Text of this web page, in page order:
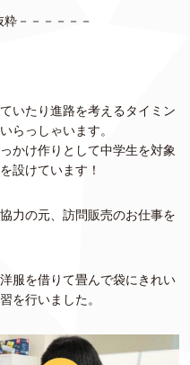
－－－－－－
いたり進路を考えるタイミン
らっしゃいます。
かけ作りとして中学生を対象
設けています！
力の元、訪問販売のお仕事を
服を借りて畳んで袋にきれい
を行いました。